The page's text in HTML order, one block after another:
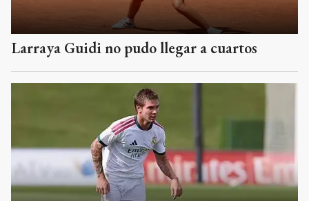
Larraya Guidi no pudo llegar a cuartos